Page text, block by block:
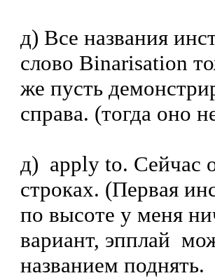
д) Все названия
слово Binarisation
же пусть
справа. (тогда оно
д) apply to. Сейчас
строках. (Первая
по высоте у меня
вариант, эпплай
названием поднять.